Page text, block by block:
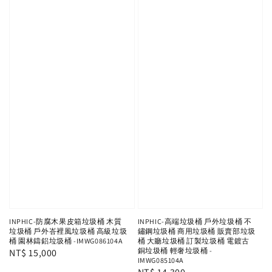
INPHIC-防腐木果皮箱垃圾桶 木質
垃圾桶 戶外峇裡風垃圾桶 高級垃圾
桶 園林鑄鋁垃圾桶 -IMWG086104A
Regular
NT$ 15,000
INPHIC-高端垃圾桶 戶外垃圾桶 不
鏽鋼垃圾桶 商用垃圾桶 販賣部垃圾
桶 大廳垃圾桶 訂製垃圾桶 電鍍古
銅垃圾桶 輕奢垃圾桶 -
IMWG085104A